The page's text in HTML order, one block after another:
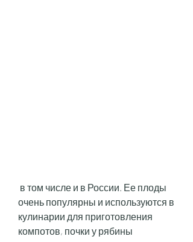
очень популярны и используются в
кулинарии для приготовления
компотов, почки у рябины